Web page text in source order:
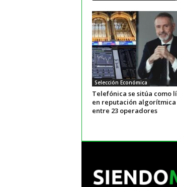
Selección Económica
Telefónica se sitúa como
en reputación algorítmica
entre 23 operadores